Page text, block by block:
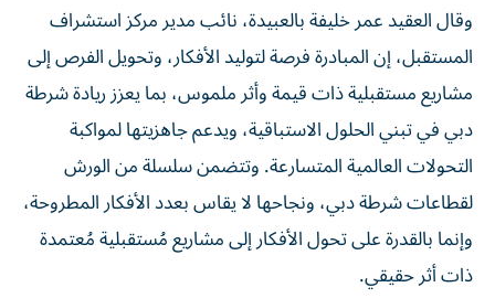
وقال العقيد عمر خليفة بالعبيدة، نائب مدير مركز استشراف
المستقبل، إن المبادرة فرصة لتوليد الأفكار، وتحويل الفرص إلى
مشاريع مستقبلية ذات قيمة وأثر ملموس، بما يعزز ريادة شرطة
دبي في تبني الحلول الاستباقية، ويدعم جاهزيتها لمواكبة
التحولات العالمية المتسارعة. وتتضمن سلسلة من الورش
لقطاعات شرطة دبي، ونجاحها لا يقاس بعدد الأفكار المطروحة،
وإنما بالقدرة على تحول الأفكار إلى مشاريع مُستقبلية مُعتمدة
ذات أثر حقيقي.